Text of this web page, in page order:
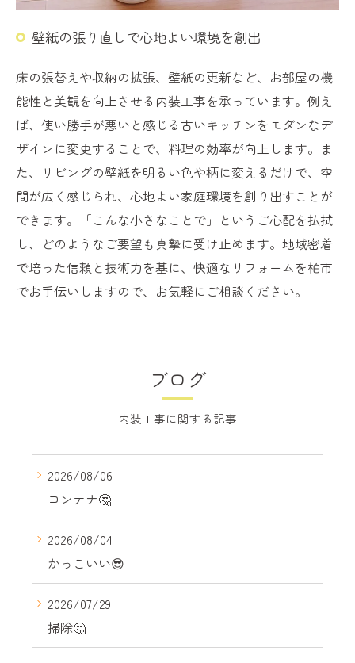
壁紙の張り直しで心地よい環境を創出
床の張替えや収納の拡張、壁紙の更新など、お部屋の機
能性と美観を向上させる内装工事を承っています。例え
ば、使い勝手が悪いと感じる古いキッチンをモダンなデ
ザインに変更することで、料理の効率が向上します。ま
た、リビングの壁紙を明るい色や柄に変えるだけで、空
間が広く感じられ、心地よい家庭環境を創り出すことが
できます。「こんな小さなことで」というご心配を払拭
し、どのようなご要望も真摯に受け止めます。地域密着
で培った信頼と技術力を基に、快適なリフォームを柏市
でお手伝いしますので、お気軽にご相談ください。
ブログ
内装工事に関する記事
2026/08/06
コンテナ🤔
2026/08/04
かっこいい😎
2026/07/29
掃除🤔